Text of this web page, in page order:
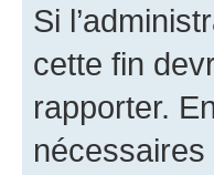
Si
cette fin
rapporter.